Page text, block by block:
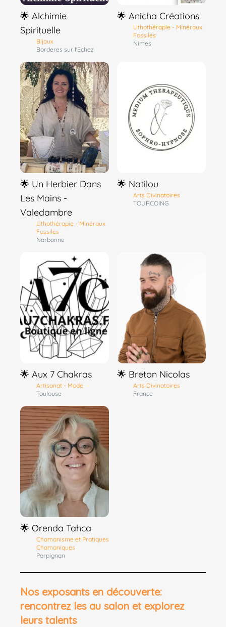
🌟 Alchimie
Spirituelle
Bijoux
Borderes sur l'Echez
🌟 Anicha Créations
Lithothérapie - Minéraux
Fossiles
Nimes
🌟 Un Herbier Dans
Les Mains -
Valedambre
Lithothérapie - Minéraux
Fossiles
Narbonne
🌟 Natilou
Arts Divinatoires
TOURCOING
🌟 Aux 7 Chakras
Artisanat - Mode
Toulouse
🌟 Breton Nicolas
Arts Divinatoires
France
🌟 Orenda Tahca
Chamanisme et Pratiques
Chamaniques
Perpignan
Nos exposants en découverte:
rencontrez les au salon et explorez
leurs talents